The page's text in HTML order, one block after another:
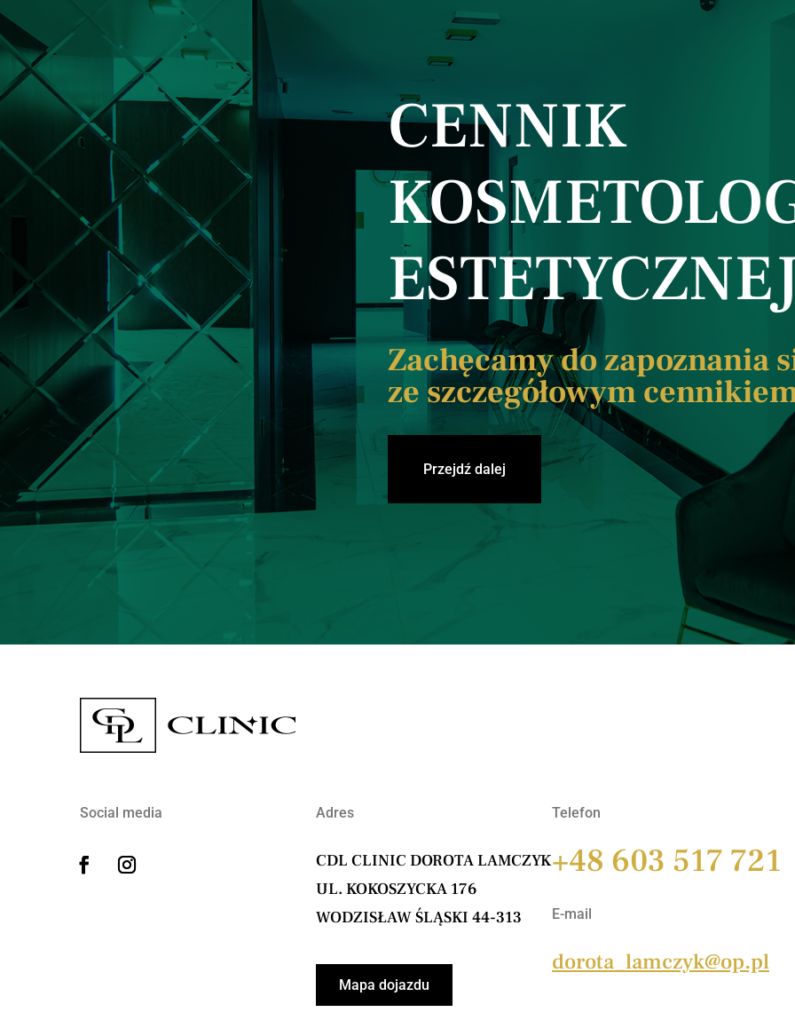
CENNIK
Zachęcamy do zapoznania
ze szczegółowym
Przejdź dalej
Social media Adres
CDL CLINIC DOROTA LAMCZYK
UL. KOKOSZYCKA 176
WODZISŁAW ŚLĄSKI 44-313
Mapa dojazdu
Telefon
+48 603 517 721
E-mail
dorota_lamczyk@op.pl